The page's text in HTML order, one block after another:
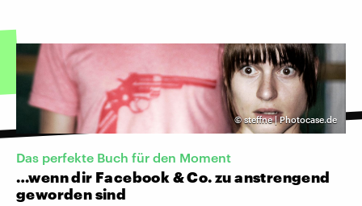
©steffne | Photocase.de
Das perfekte Buch für den Moment
…wenn dir Facebook & Co. zu anstrengend
geworden sind